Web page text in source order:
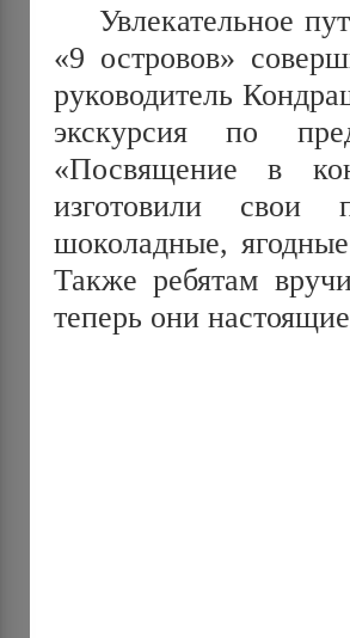
Увлекательное
«9 островов»
руководитель
экскурсия по
«Посвящение в
изготовили свои
шоколадные,
Также ребятам
теперь они